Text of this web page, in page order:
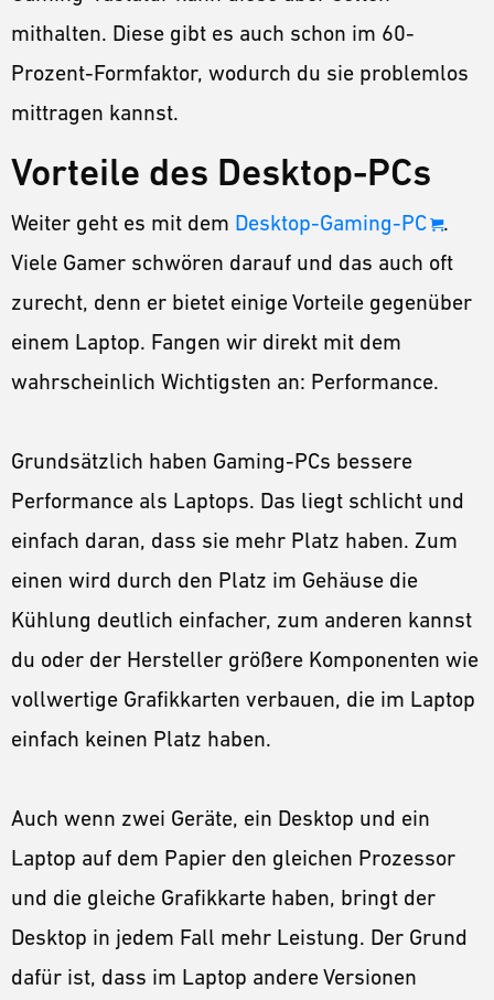
mithalten. Diese gibt es auch schon im 60-
Prozent-Formfaktor, wodurch du sie problemlos
mittragen kannst.
Vorteile des Desktop-PCs
Weiter geht es mit dem Desktop-Gaming-PC
.
Viele Gamer schwören darauf und das auch oft
zurecht, denn er bietet einige Vorteile gegenüber
einem Laptop. Fangen wir direkt mit dem
wahrscheinlich Wichtigsten an: Performance.
Grundsätzlich haben Gaming-PCs bessere
Performance als Laptops. Das liegt schlicht und
einfach daran, dass sie mehr Platz haben. Zum
einen wird durch den Platz im Gehäuse die
Kühlung deutlich einfacher, zum anderen kannst
du oder der Hersteller größere Komponenten wie
vollwertige Grafikkarten verbauen, die im Laptop
einfach keinen Platz haben.
Auch wenn zwei Geräte, ein Desktop und ein
Laptop auf dem Papier den gleichen Prozessor
und die gleiche Grafikkarte haben, bringt der
Desktop in jedem Fall mehr Leistung. Der Grund
dafür ist, dass im Laptop andere Versionen